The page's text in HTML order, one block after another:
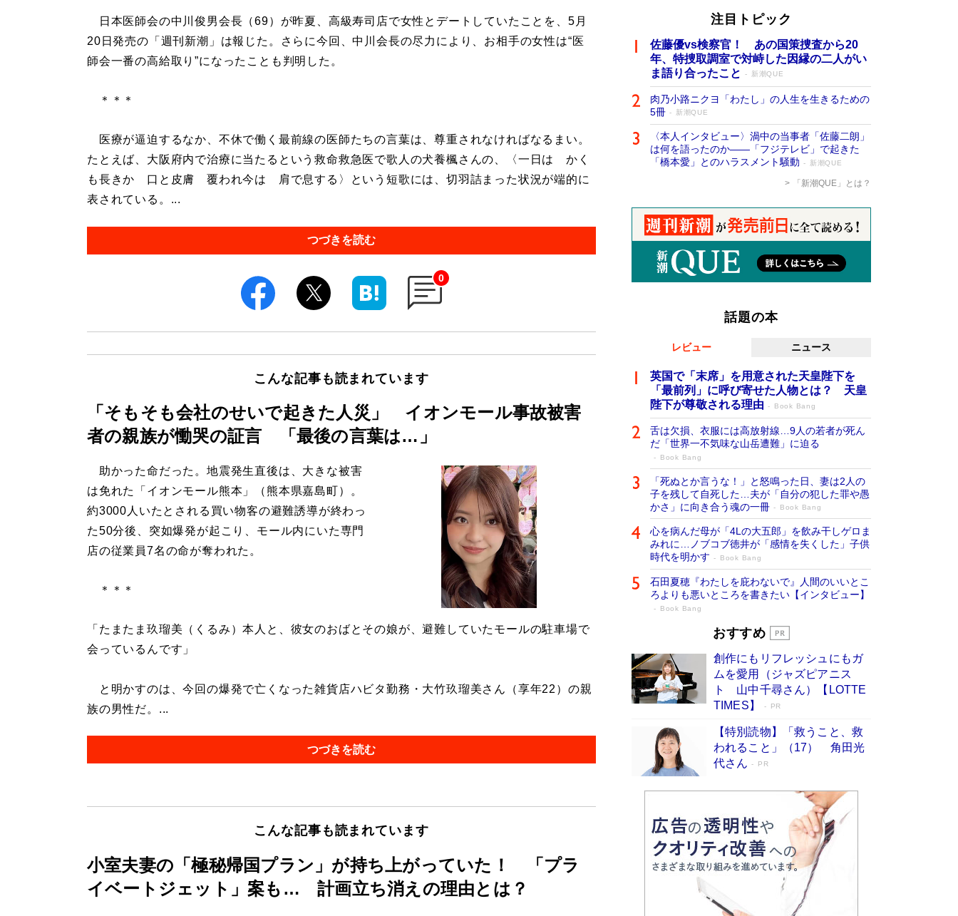
日本医師会の中川俊男会長（69）が昨夏、高級寿司店で女性とデートしていたことを、5月
20日発売の「週刊新潮」は報じた。さらに今回、中川会長の尽力により、お相手の女性は“医
師会一番の高給取り”になったことも判明した。
＊＊＊
医療が逼迫するなか、不休で働く最前線の医師たちの言葉は、尊重されなければなるまい。
たとえば、大阪府内で治療に当たるという救命救急医で歌人の犬養楓さんの、〈一日は かく
も長きか 口と皮膚 覆われ今は 肩で息する〉という短歌には、切羽詰まった状況が端的に
表されている。...
つづきを読む
0
こんな記事も読まれています
「そもそも会社のせいで起きた人災」 イオンモール事故被害
者の親族が慟哭の証言 「最後の言葉は…」
助かった命だった。地震発生直後は、大きな被害
は免れた「イオンモール熊本」（熊本県嘉島町）。
約3000人いたとされる買い物客の避難誘導が終わっ
た50分後、突如爆発が起こり、モール内にいた専門
店の従業員7名の命が奪われた。
＊＊＊
「たまたま玖瑠美（くるみ）本人と、彼女のおばとその娘が、避難していたモールの駐車場で
会っているんです」
と明かすのは、今回の爆発で亡くなった雑貨店ハビタ勤務・大竹玖瑠美さん（享年22）の親
族の男性だ。...
つづきを読む
こんな記事も読まれています
小室夫妻の「極秘帰国プラン」が持ち上がっていた！ 「プラ
イベートジェット」案も… 計画立ち消えの理由とは？
注目トピック
佐藤優vs検察官！ あの国策捜査から20
年、特捜取調室で対峙した因縁の二人がい
ま語り合ったこと
新潮QUE
肉乃小路ニクヨ「わたし」の人生を生きるための
5冊
新潮QUE
〈本人インタビュー〉渦中の当事者「佐藤二朗」
は何を語ったのか――「フジテレビ」で起きた
「橋本愛」とのハラスメント騒動
新潮QUE
「新潮QUE」とは？
話題の本
レビュー ニュース
英国で「末席」を用意された天皇陛下を
「最前列」に呼び寄せた人物とは？ 天皇
陛下が尊敬される理由
Book Bang
舌は欠損、衣服には高放射線…9人の若者が死ん
だ「世界一不気味な山岳遭難」に迫る
Book Bang
「死ぬとか言うな！」と怒鳴った日、妻は2人の
子を残して自死した…夫が「自分の犯した罪や愚
かさ」に向き合う魂の一冊
Book Bang
心を病んだ母が「4Lの大五郎」を飲み干しゲロま
みれに…ノブコブ徳井が「感情を失くした」子供
時代を明かす
Book Bang
石田夏穂『わたしを庇わないで』人間のいいとこ
ろよりも悪いところを書きたい【インタビュー】
Book Bang
「叱って伸びるやつは、褒めたらもっと伸
た“人を育てるコツ”…芸への考え方を明か
す
Book Bang
「『火垂るの墓』は、大嘘である」原作者が抱き
続けた“自責の念”とは…「自己憐憫は描きたくな
い」監督が徹底的にこだわったこと（後編） #
戦争の記憶
Book Bang
美輪明宏 晩年の回答を集めた『ほほえんで生き
るための人生相談』がランクイン［エンターテイ
メントベストセラー］
Book Bang
「宇宙兄弟」最終46巻がベストセラー1位 宇宙
開発への関心を押し上げた18年の物語に幕 特装
版には「宇宙で描かれたマンガ」も収録
Book Bang
友近氏、絶賛！ 鎌倉を舞台に、孤独を抱えた
人々が新たな一歩を踏み出す連作短篇集『海のほ
とりのプラネット』試し読み
Book Bang
おすすめ
創作にもリフレッシュにもガ
ムを愛用（ジャズピアニス
ト 山中千尋さん）【LOTTE
TIMES】
PR
【特別読物】「救うこと、救
われること」（17） 角田光
代さん
PR